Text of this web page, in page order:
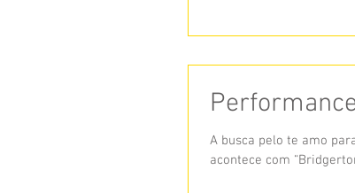
A busca pelo te amo
acontece com